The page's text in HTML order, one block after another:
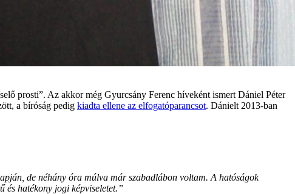
prosti”. Az akkor még Gyurcsány Ferenc híveként ismert Dániel Péter
a bíróság pedig kiadta ellene az elfogatóparancsot. Dánielt 2013-ban
de néhány óra múlva már szabadlábon voltam. A hatóságok
és hatékony jogi képviseletet.”